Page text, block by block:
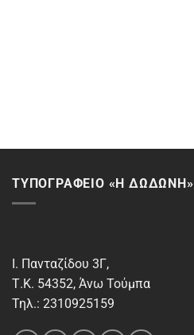
ΤΥΠΟΓΡΑΦΕΙΟ «Η ΔΩΔΩΝΗ»
Ι. Πανταζίδου 3Γ,
Τ.Κ. 54352, Άνω Τούμπα
Τηλ.: 2310925159